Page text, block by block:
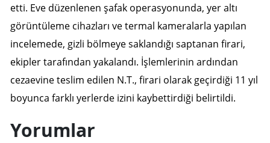
Giresun
Gümüşhane
Hakkari
Hatay
etti. Eve düzenlenen şafak operasyonunda, yer altı
görüntüleme cihazları ve termal kameralarla yapılan
incelemede, gizli bölmeye saklandığı saptanan firari,
ekipler tarafından yakalandı. İşlemlerinin ardından
cezaevine teslim edilen N.T., firari olarak geçirdiği 11 yıl
boyunca farklı yerlerde izini kaybettirdiği belirtildi.
Yorumlar